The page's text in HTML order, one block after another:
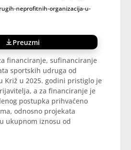
neprofitnih-organizacija-u-
Preuzmi
financiranje, sufinanciranje
sportskih udruga od
Križ u 2025. godini pristiglo je
a za financiranje je
postupka prihvaćeno
odnosno projekata
ukupnom iznosu od